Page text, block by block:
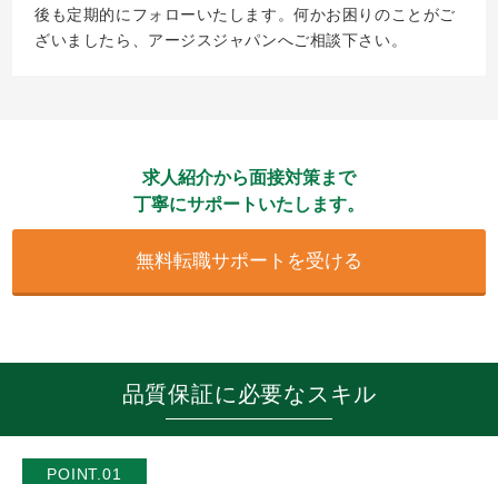
後も定期的にフォローいたします。何かお困りのことがご
ざいましたら、アージスジャパンへご相談下さい。
求人紹介から面接対策まで
丁寧にサポートいたします。
無料転職サポートを受ける
品質保証に必要なスキル
POINT.01